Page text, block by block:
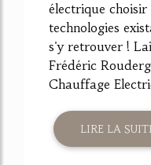
électrique choisir
technologies
s'y retrouver !
Frédéric
Chauffage
LIRE LA